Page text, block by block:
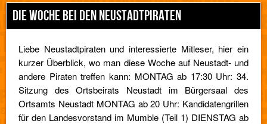
DIE WOCHE BEI DEN NEUSTADTPIRATEN
Liebe Neustadtpiraten und interessierte Mitleser, hier ein
kurzer Überblick, wo man diese Woche auf Neustadt- und
andere Piraten treffen kann: MONTAG ab 17:30 Uhr: 34.
Sitzung des Ortsbeirats Neustadt im Bürgersaal des
Ortsamts Neustadt MONTAG ab 20 Uhr: Kandidatengrillen
für den Landesvorstand im Mumble (Teil 1) DIENSTAG ab